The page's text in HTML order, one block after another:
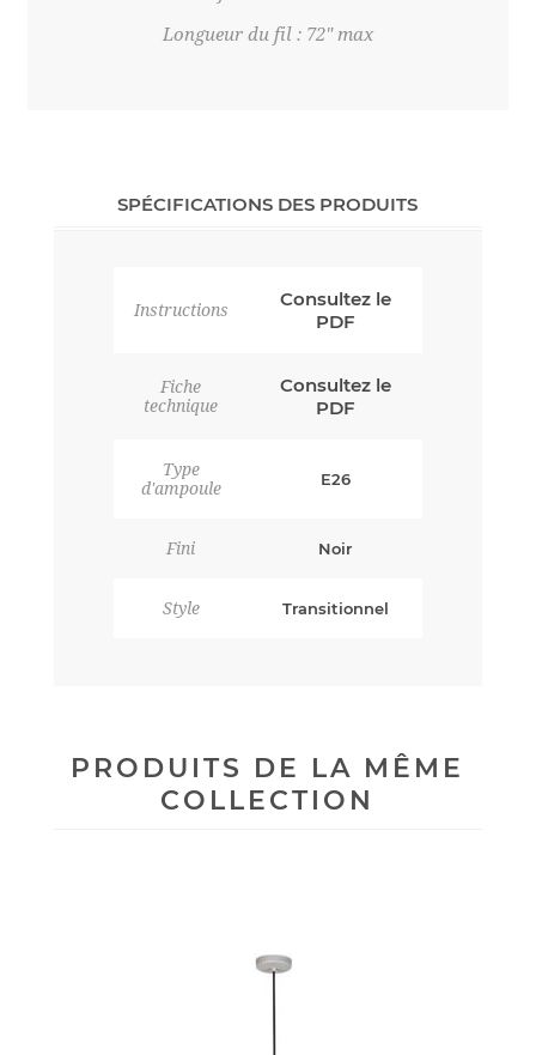
Longueur du fil : 72" max
SPÉCIFICATIONS DES PRODUITS
Instructions
Consultez le
PDF
Fiche
technique
Consultez le
PDF
Type
d'ampoule
E26
Fini Noir
Style Transitionnel
PRODUITS DE LA MÊME
COLLECTION